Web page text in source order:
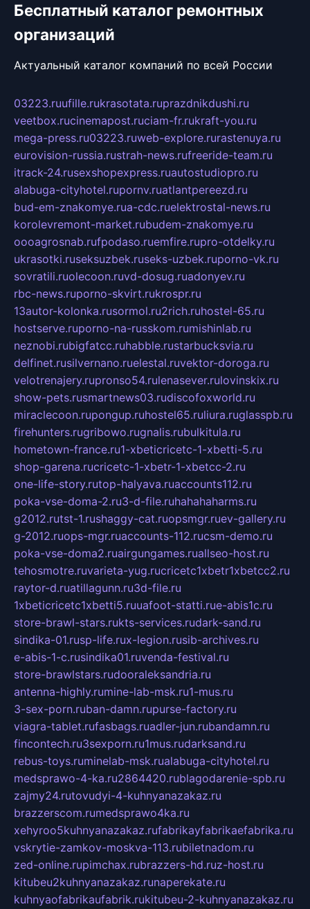
Бесплатный каталог ремонтных
организаций
Актуальный каталог компаний по всей России
03223.ruufille.rukrasotata.ruprazdnikdushi.ru
veetbox.rucinemapost.ruciam-fr.rukraft-you.ru
mega-press.ru03223.ruweb-explore.rurastenuya.ru
eurovision-russia.rustrah-news.rufreeride-team.ru
itrack-24.rusexshopexpress.ruautostudiopro.ru
alabuga-cityhotel.rupornv.ruatlantpereezd.ru
bud-em-znakomye.rua-cdc.ruelektrostal-news.ru
korolevremont-market.rubudem-znakomye.ru
oooagrosnab.rufpodaso.ruemfire.rupro-otdelky.ru
ukrasotki.ruseksuzbek.ruseks-uzbek.ruporno-vk.ru
sovratili.ruolecoon.ruvd-dosug.ruadonyev.ru
rbc-news.ruporno-skvirt.rukrospr.ru
13autor-kolonka.rusormol.ru2rich.ruhostel-65.ru
hostserve.ruporno-na-russkom.rumishinlab.ru
neznobi.rubigfatcc.ruhabble.rustarbucksvia.ru
delfinet.rusilvernano.ruelestal.ruvektor-doroga.ru
velotrenajery.rupronso54.rulenasever.rulovinskix.ru
show-pets.rusmartnews03.rudiscofoxworld.ru
miraclecoon.rupongup.ruhostel65.ruliura.ruglasspb.ru
firehunters.rugribowo.rugnalis.rubulkitula.ru
hometown-france.ru1-xbeticricetc-1-xbetti-5.ru
shop-garena.rucricetc-1-xbetr-1-xbetcc-2.ru
one-life-story.rutop-halyava.ruaccounts112.ru
poka-vse-doma-2.ru3-d-file.ruhahahaharms.ru
g2012.rutst-1.rushaggy-cat.ruopsmgr.ruev-gallery.ru
g-2012.ruops-mgr.ruaccounts-112.rucsm-demo.ru
poka-vse-doma2.ruairgungames.ruallseo-host.ru
tehosmotre.ruvarieta-yug.rucricetc1xbetr1xbetcc2.ru
raytor-d.ruatillagunn.ru3d-file.ru
1xbeticricetc1xbetti5.ruuafoot-statti.rue-abis1c.ru
store-brawl-stars.rukts-services.rudark-sand.ru
sindika-01.rusp-life.rux-legion.rusib-archives.ru
e-abis-1-c.rusindika01.ruvenda-festival.ru
store-brawlstars.rudooraleksandria.ru
antenna-highly.rumine-lab-msk.ru1-mus.ru
3-sex-porn.ruban-damn.rupurse-factory.ru
viagra-tablet.rufasbags.ruadler-jun.rubandamn.ru
fincontech.ru3sexporn.ru1mus.rudarksand.ru
rebus-toys.ruminelab-msk.rualabuga-cityhotel.ru
medsprawo-4-ka.ru2864420.rublagodarenie-spb.ru
zajmy24.rutovudyi-4-kuhnyanazakaz.ru
brazzerscom.rumedsprawo4ka.ru
xehyroo5kuhnyanazakaz.rufabrikayfabrikaefabrika.ru
vskrytie-zamkov-moskva-113.rubiletnadom.ru
zed-online.rupimchax.rubrazzers-hd.ruz-host.ru
kitubeu2kuhnyanazakaz.runaperekate.ru
kuhnyaofabrikaufabrik.rukitubeu-2-kuhnyanazakaz.ru